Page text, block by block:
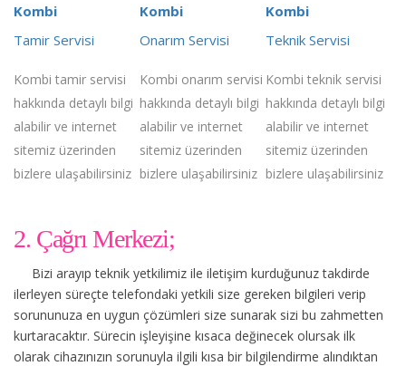
Kombi
Tamir Servisi
Kombi tamir servisi
hakkında detaylı bilgi
alabilir ve internet
sitemiz üzerinden
bizlere ulaşabilirsiniz
Kombi
Onarım Servisi
Kombi onarım servisi
hakkında detaylı bilgi
alabilir ve internet
sitemiz üzerinden
bizlere ulaşabilirsiniz
Kombi
Teknik Servisi
Kombi teknik servisi
hakkında detaylı bilgi
alabilir ve internet
sitemiz üzerinden
bizlere ulaşabilirsiniz
2. Çağrı Merkezi;
Bizi arayıp teknik yetkilimiz ile iletişim kurduğunuz takdirde
ilerleyen süreçte telefondaki yetkili size gereken bilgileri verip
sorununuza en uygun çözümleri size sunarak sizi bu zahmetten
kurtaracaktır. Sürecin işleyişine kısaca değinecek olursak ilk
olarak cihazınızın sorunuyla ilgili kısa bir bilgilendirme alındıktan